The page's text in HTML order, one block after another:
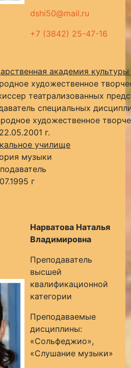
dshi50@mail.ru
+7 (3842) 25-47-16
академия
художественное
театрализованных
специальных
художественное
г.
училище
музыки
г
Нарватова Наталья
Владимировна
Преподаватель
высшей
квалификационной
категории
Преподаваемые
дисциплины:
«Сольфеджио»,
«Слушание музыки»